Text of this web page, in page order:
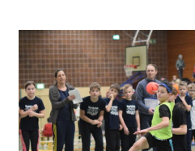
noch
eine
Woche
bis
zur
Zukunftswerkstatt